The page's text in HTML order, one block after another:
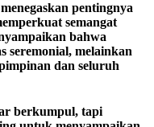
pentingnya
semangat
bahwa
seremonial, melainkan
dan seluruh
berkumpul, tapi